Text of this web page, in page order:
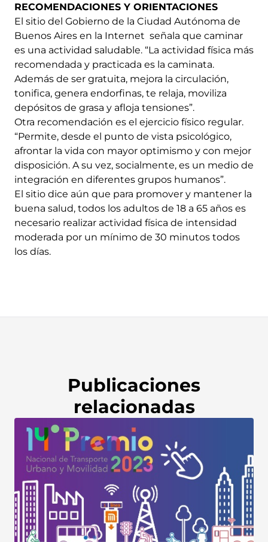
RECOMENDACIONES Y ORIENTACIONES
El sitio del Gobierno de la Ciudad Autónoma de
Buenos Aires en la Internet señala que caminar
es una actividad saludable. “La actividad física más
recomendada y practicada es la caminata.
Además de ser gratuita, mejora la circulación,
tonifica, genera endorfinas, te relaja, moviliza
depósitos de grasa y afloja tensiones”.
Otra recomendación es el ejercicio físico regular.
“Permite, desde el punto de vista psicológico,
afrontar la vida con mayor optimismo y con mejor
disposición. A su vez, socialmente, es un medio de
integración en diferentes grupos humanos”.
El sitio dice aún que para promover y mantener la
buena salud, todos los adultos de 18 a 65 años es
necesario realizar actividad física de intensidad
moderada por un mínimo de 30 minutos todos
los días.
Publicaciones
relacionadas